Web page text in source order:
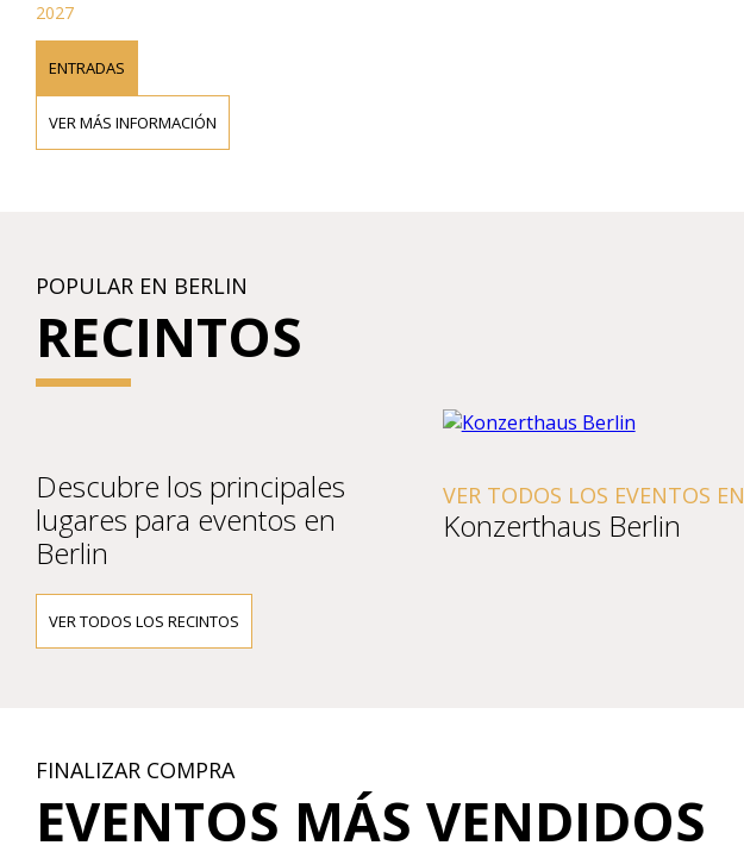
2027
ENTRADAS
VER MÁS INFORMACIÓN
POPULAR EN BERLIN
RECINTOS
Descubre los principales
lugares para eventos en
Berlin
VER TODOS LOS RECINTOS
VER TODOS LOS EVENTOS EN
Konzerthaus Berlin
FINALIZAR COMPRA
EVENTOS MÁS VENDIDOS